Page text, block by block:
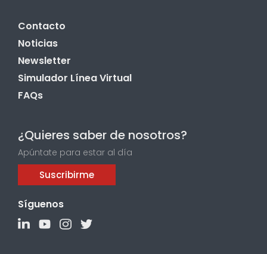
Contacto
Noticias
Newsletter
Simulador Línea Virtual
FAQs
¿Quieres saber de nosotros?
Apúntate para estar al día
Suscribirme
Síguenos